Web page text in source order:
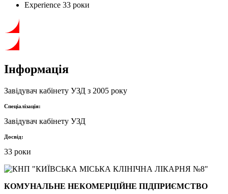
Experience 33 роки
Інформація
Завідувач кабінету УЗД з 2005 року
Спеціалізація:
Завідувач кабінету УЗД
Досвід:
33 роки
КОМУНАЛЬНЕ НЕКОМЕРЦІЙНЕ ПІДПРИЄМСТВО